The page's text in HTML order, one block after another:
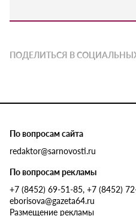
ПОДЕЛИТЬСЯ В
По вопросам сайта
redaktor@sarnovosti.ru
По вопросам рекламы
+7 (8452) 69-51-85, +7 (8452)
eborisova@gazeta64.ru
Размещение рекламы